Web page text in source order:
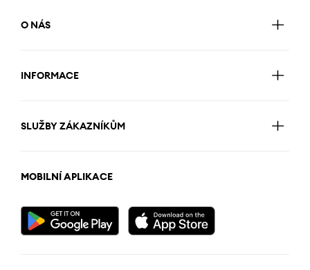
O NÁS
INFORMACE
SLUŽBY ZÁKAZNÍKŮM
MOBILNÍ APLIKACE